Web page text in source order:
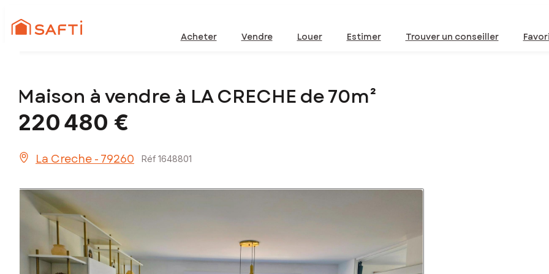
Acheter Vendre Louer Estimer Trouver un conseiller
Maison à vendre à LA CRECHE de 70m²
220 480 €
La Creche - 79260 Réf 1648801